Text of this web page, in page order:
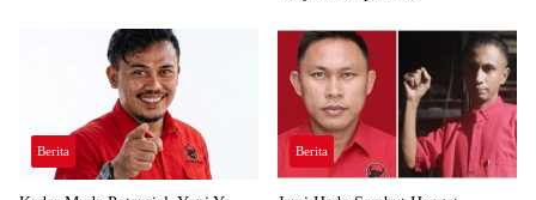
Berita Berita